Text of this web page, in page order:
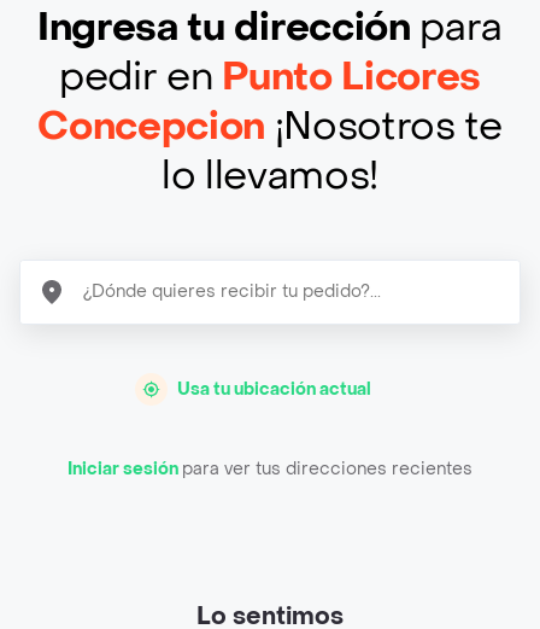
Ingresa tu dirección para
pedir en Punto Licores
Concepcion ¡Nosotros te
lo llevamos!
Usa tu ubicación actual
Iniciar sesión para ver tus direcciones recientes
Lo sentimos